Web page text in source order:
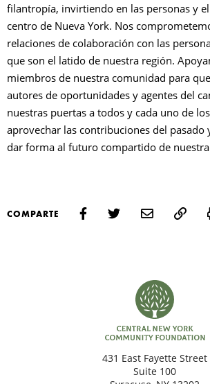
filantropía, invirtiendo en las personas y
centro de Nueva York. Nos
relaciones de colaboración con las
que son el latido de nuestra región.
miembros de nuestra comunidad para
autores de oportunidades y agentes del
nuestras puertas a todos y cada uno de
aprovechar las contribuciones del pasado
dar forma al futuro compartido de
COMPARTE
431 East Fayette Street
Suite 100